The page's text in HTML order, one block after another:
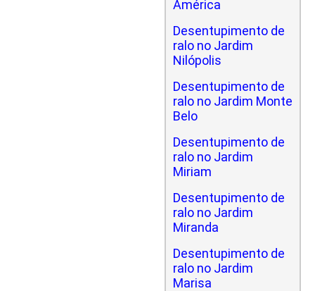
América
Desentupimento de
ralo no Jardim
Nilópolis
Desentupimento de
ralo no Jardim Monte
Belo
Desentupimento de
ralo no Jardim
Miriam
Desentupimento de
ralo no Jardim
Miranda
Desentupimento de
ralo no Jardim
Marisa